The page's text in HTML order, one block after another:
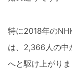
特に2018年の
は、2,366人の中
へと駆け上がりま